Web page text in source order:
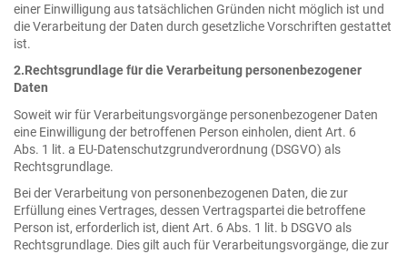
einer Einwilligung aus tatsächlichen Gründen nicht möglich ist und
die Verarbeitung der Daten durch gesetzliche Vorschriften gestattet
ist.
2.Rechtsgrundlage für die Verarbeitung personenbezogener
Daten
Soweit wir für Verarbeitungsvorgänge personenbezogener Daten
eine Einwilligung der betroffenen Person einholen, dient Art. 6
Abs. 1 lit. a EU-Datenschutzgrundverordnung (DSGVO) als
Rechtsgrundlage.
Bei der Verarbeitung von personenbezogenen Daten, die zur
Erfüllung eines Vertrages, dessen Vertragspartei die betroffene
Person ist, erforderlich ist, dient Art. 6 Abs. 1 lit. b DSGVO als
Rechtsgrundlage. Dies gilt auch für Verarbeitungsvorgänge, die zur